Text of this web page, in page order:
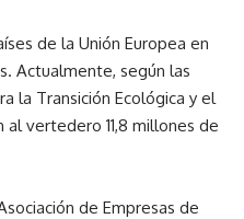
de la Unión Europea en
Actualmente, según las
la Transición Ecológica y el
vertedero 11,8 millones de
de Empresas de